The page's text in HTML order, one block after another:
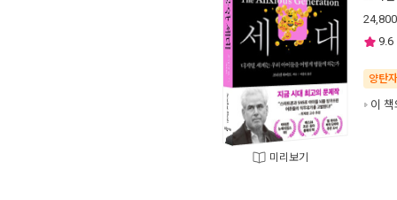
미리보기
24,800
9.6
양탄
이